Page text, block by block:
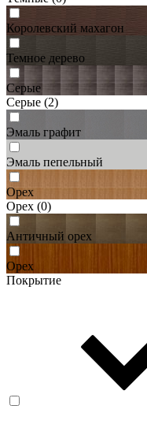
Королевский махагон
Темное дерево
Серые
Серые (2)
Эмаль графит
Эмаль пепельный
Орех
Орех (0)
Античный орех
Орех
Покрытие